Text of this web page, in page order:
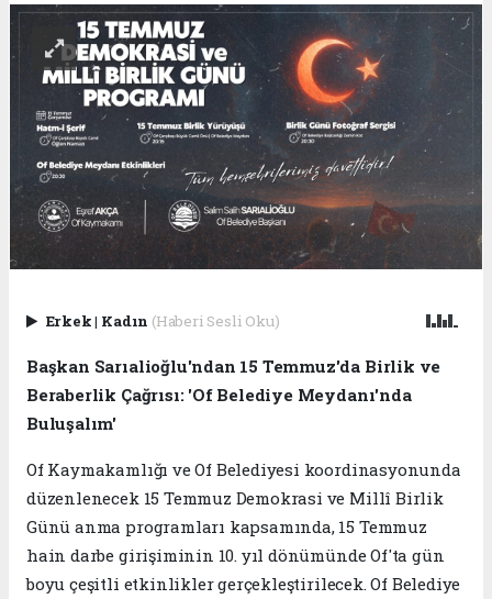
Erkek| Kadın (Haberi Sesli Oku)
Başkan Sarıalioğlu'ndan 15 Temmuz'da Birlik ve
Beraberlik Çağrısı: 'Of Belediye Meydanı'nda
Buluşalım'
Of Kaymakamlığı ve Of Belediyesi koordinasyonunda
düzenlenecek 15 Temmuz Demokrasi ve Millî Birlik
Günü anma programları kapsamında, 15 Temmuz
hain darbe girişiminin 10. yıl dönümünde Of'ta gün
boyu çeşitli etkinlikler gerçekleştirilecek. Of Belediye